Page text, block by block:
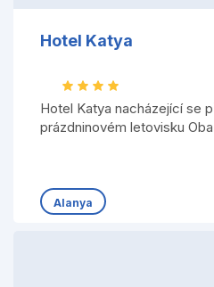
Hotel Katya
Hotel Katya nacházející se
prázdninovém letovisku
Alanya